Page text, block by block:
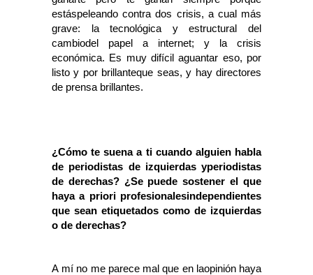
estáspeleando contra dos crisis, a cual más
grave: la tecnológica y estructural del
cambiodel papel a internet; y la crisis
económica. Es muy difícil aguantar eso, por
listo y por brillanteque seas, y hay directores
de prensa brillantes.
¿Cómo te suena a ti cuando alguien habla
de periodistas de izquierdas yperiodistas
de derechas? ¿Se puede sostener el que
haya a priori profesionalesindependientes
que sean etiquetados como de izquierdas
o de derechas?
A mí no me parece mal que en laopinión haya